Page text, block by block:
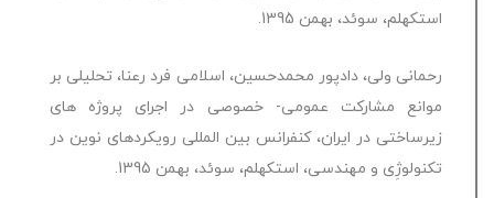
استکهلم، سوئد، بهمن 1395.
رحمانی ولی، دادپور محمدحسین، اسلامی فرد رعنا، تحلیلی بر
موانع مشارکت عمومی- خصوصی در اجرای پروژه های
زیرساختی در ایران، کنفرانس بین المللی رویکردهای نوین در
تکنولوژِی و مهندسی، استکهلم، سوئد، بهمن 1395.